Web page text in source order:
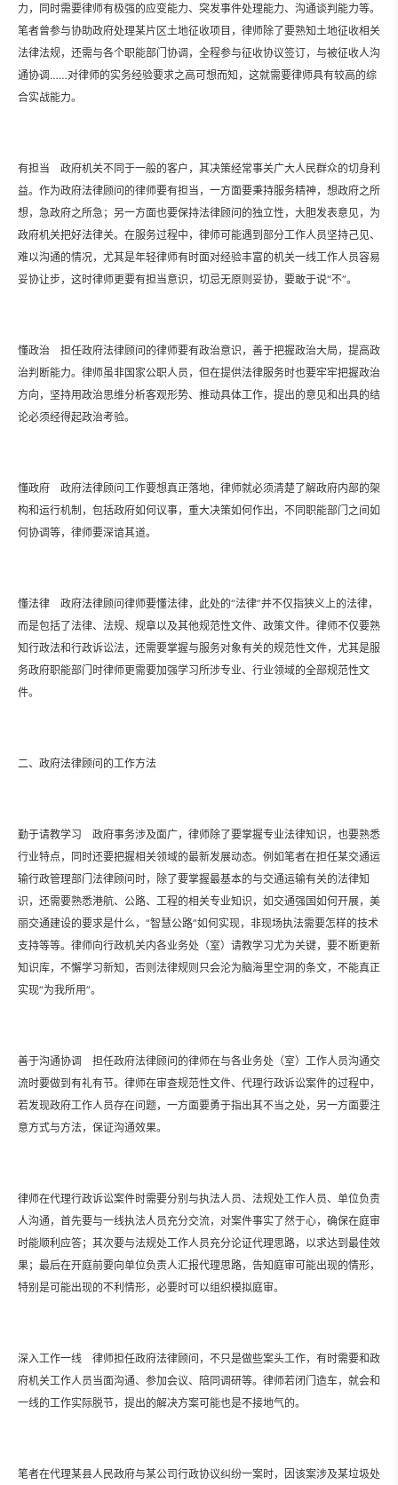
力，同时需要律师有极强的应变能力、突发事件处理能力、沟通谈判能力等。
笔者曾参与协助政府处理某片区土地征收项目，律师除了要熟知土地征收相关
法律法规，还需与各个职能部门协调，全程参与征收协议签订，与被征收人沟
通协调……对律师的实务经验要求之高可想而知，这就需要律师具有较高的综
合实战能力。
有担当 政府机关不同于一般的客户，其决策经常事关广大人民群众的切身利
益。作为政府法律顾问的律师要有担当，一方面要秉持服务精神，想政府之所
想，急政府之所急；另一方面也要保持法律顾问的独立性，大胆发表意见，为
政府机关把好法律关。在服务过程中，律师可能遇到部分工作人员坚持己见、
难以沟通的情况，尤其是年轻律师有时面对经验丰富的机关一线工作人员容易
妥协让步，这时律师更要有担当意识，切忌无原则妥协，要敢于说“不”。
懂政治 担任政府法律顾问的律师要有政治意识，善于把握政治大局，提高政
治判断能力。律师虽非国家公职人员，但在提供法律服务时也要牢牢把握政治
方向，坚持用政治思维分析客观形势、推动具体工作，提出的意见和出具的结
论必须经得起政治考验。
懂政府 政府法律顾问工作要想真正落地，律师就必须清楚了解政府内部的架
构和运行机制，包括政府如何议事，重大决策如何作出，不同职能部门之间如
何协调等，律师要深谙其道。
懂法律 政府法律顾问律师要懂法律，此处的“法律”并不仅指狭义上的法律，
而是包括了法律、法规、规章以及其他规范性文件、政策文件。律师不仅要熟
知行政法和行政诉讼法，还需要掌握与服务对象有关的规范性文件，尤其是服
务政府职能部门时律师更需要加强学习所涉专业、行业领域的全部规范性文
件。
二、政府法律顾问的工作方法
勤于请教学习 政府事务涉及面广，律师除了要掌握专业法律知识，也要熟悉
行业特点，同时还要把握相关领域的最新发展动态。例如笔者在担任某交通运
输行政管理部门法律顾问时，除了要掌握最基本的与交通运输有关的法律知
识，还需要熟悉港航、公路、工程的相关专业知识，如交通强国如何开展，美
丽交通建设的要求是什么，“智慧公路”如何实现，非现场执法需要怎样的技术
支持等等。律师向行政机关内各业务处（室）请教学习尤为关键，要不断更新
知识库，不懈学习新知，否则法律规则只会沦为脑海里空洞的条文，不能真正
实现“为我所用”。
善于沟通协调 担任政府法律顾问的律师在与各业务处（室）工作人员沟通交
流时要做到有礼有节。律师在审查规范性文件、代理行政诉讼案件的过程中，
若发现政府工作人员存在问题，一方面要勇于指出其不当之处，另一方面要注
意方式与方法，保证沟通效果。
律师在代理行政诉讼案件时需要分别与执法人员、法规处工作人员、单位负责
人沟通，首先要与一线执法人员充分交流，对案件事实了然于心，确保在庭审
时能顺利应答；其次要与法规处工作人员充分论证代理思路，以求达到最佳效
果；最后在开庭前要向单位负责人汇报代理思路，告知庭审可能出现的情形，
特别是可能出现的不利情形，必要时可以组织模拟庭审。
深入工作一线 律师担任政府法律顾问，不只是做些案头工作，有时需要和政
府机关工作人员当面沟通、参加会议、陪同调研等。律师若闭门造车，就会和
一线的工作实际脱节，提出的解决方案可能也是不接地气的。
笔者在代理某县人民政府与某公司行政协议纠纷一案时，因该案涉及某垃圾处